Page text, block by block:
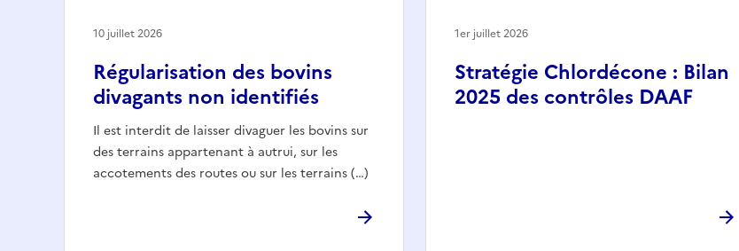
Régularisation des bovins
divagants non identifiés
Il est interdit de laisser divaguer les bovins sur
des terrains appartenant à autrui, sur les
accotements des routes ou sur les terrains (…)
10 juillet 2026
Stratégie Chlordécone : Bilan
2025 des contrôles DAAF
1er juillet 2026